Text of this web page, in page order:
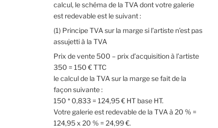
calcul, le schéma de la TVA dont votre galerie
est redevable est le suivant :
(1) Principe TVA sur la marge si l’artiste n’est pas
assujetti à la TVA
Prix de vente 500 – prix d’acquisition à l’artiste
350 = 150 € TTC
le calcul de la TVA sur la marge se fait de la
façon suivante :
150 * 0,833 = 124,95 € HT base HT.
Votre galerie est redevable de la TVA à 20 % =
124,95 x 20 % = 24,99 €.